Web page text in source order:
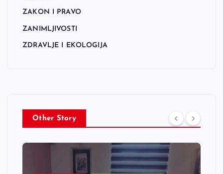
ZAKON I PRAVO
ZANIMLJIVOSTI
ZDRAVLJE I EKOLOGIJA
Other Story